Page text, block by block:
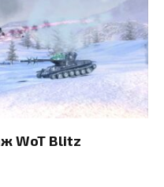
WoT Blitz